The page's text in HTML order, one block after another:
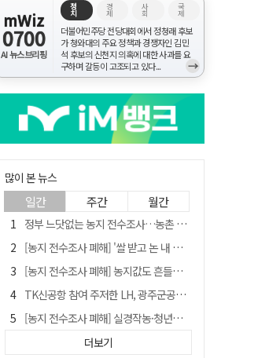
mWiz
0700
AI 뉴스브리핑
정
치
경
제
사
회
국
제
더불어민주당 전당대회에서 정청래 후보
가 청와대의 주요 정책과 경쟁자인 김민
석 후보의 신천지 의혹에 대한 사과를 요
구하며 갈등이 고조되고 있다...
→
많이 본 뉴스
일간 주간 월간
정부 느닷없는 농지 전수조사…농촌 들쑤시는 '경자유전'의 칼날
[농지 전수조사 폐해] '쌀 받고 논 내 준' 도지농 이제 어쩌나?
[농지 전수조사 폐해] 농지값도 흔들리나…"도지 막히면 헐값 매물 나올 수도"
TK신공항 참여 주저한 LH, 광주군공항 사업에는 앞장
[농지 전수조사 폐해] 실경작농·청년농 부담도 커진다
[단독] 김영수 "국방부 청문준비단, 안규백 탈영 알고있었다"
더보기